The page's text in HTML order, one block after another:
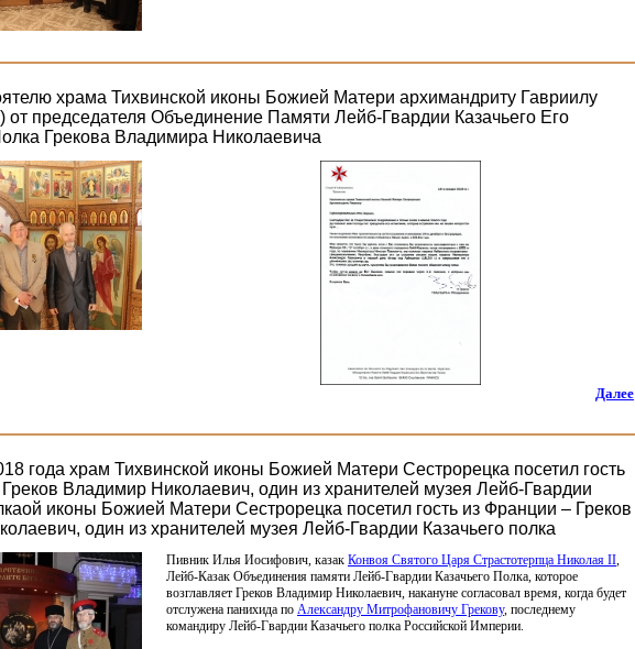
храма Тихвинской иконы Божией Матери архимандриту Гавриилу
от председателя Объединение Памяти Лейб-Гвардии Казачьего Его
Грекова Владимира Николаевича
Далее
года храм Тихвинской иконы Божией Матери Сестрорецка посетил гость
Владимир Николаевич, один из хранителей музея Лейб-Гвардии
иконы Божией Матери Сестрорецка посетил гость из Франции – Греков
один из хранителей музея Лейб-Гвардии Казачьего полка
Пивник Илья Иосифович, казак Конвоя Святого Царя Страстотерпца Николая II,
Лейб-Казак Объединения памяти Лейб-Гвардии Казачьего Полка, которое
возглавляет Греков Владимир Николаевич, накануне согласовал время, когда будет
отслужена панихида по Александру Митрофановичу Грекову, последнему
командиру Лейб-Гвардии Казачьего полка Российской Империи.